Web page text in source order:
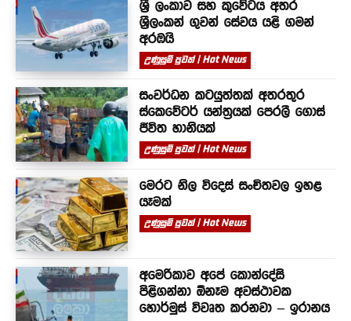
ශ්‍රී ලංකාව සහ කුවේටය අතර
ශ්‍රීලංකන් ගුවන් සේවය යළි ගමන්
අරඹයි
උණුසුම් පුවත් | Hot News
සංවර්ධන කටයුත්තක් අතරතුර
ස්කෙවේටර් යන්ත්‍රයක් පෙරලී ගොස්
ජීවිත හානියක්
උණුසුම් පුවත් | Hot News
මෙරට නිල විදෙස් සංචිතවල ඉහළ
යෑමක්
උණුසුම් පුවත් | Hot News
අමෙරිකාව අපේ කොන්දේසි
පිළිගන්නා ඕනෑම අවස්ථාවක
හොර්මුස් විවෘත කරනවා – ඉරානය